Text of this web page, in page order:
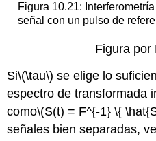
Figura 10.21:
señal con un pulso de
Figura por
Si\(\tau\) se elige lo
espectro de transformada
como\(S(t) = F^{-1} \{
señales bien separadas,